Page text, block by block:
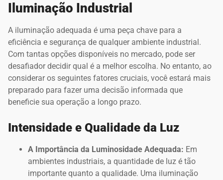
Iluminação Industrial
A iluminação adequada é uma peça chave para a
eficiência e segurança de qualquer ambiente industrial.
Com tantas opções disponíveis no mercado, pode ser
desafiador decidir qual é a melhor escolha. No entanto, ao
considerar os seguintes fatores cruciais, você estará mais
preparado para fazer uma decisão informada que
beneficie sua operação a longo prazo.
Intensidade e Qualidade da Luz
A Importância da Luminosidade Adequada: Em
ambientes industriais, a quantidade de luz é tão
importante quanto a qualidade. Uma iluminação